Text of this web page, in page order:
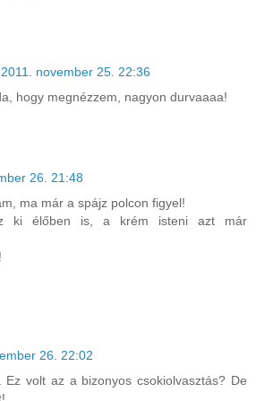
2011. november 25. 22:36
hogy megnézzem, nagyon durvaaaa!
26. 21:48
ma már a spájz polcon figyel!
ki élőben is, a krém isteni azt már
26. 22:02
Ez volt az a bizonyos csokiolvasztás? De